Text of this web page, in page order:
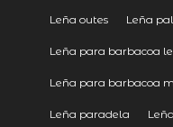
Leña outes Leña
Leña para barbacoa
Leña para barbacoa
Leña paradela